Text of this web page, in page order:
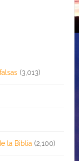
(3,013)
la Biblia (2,100)